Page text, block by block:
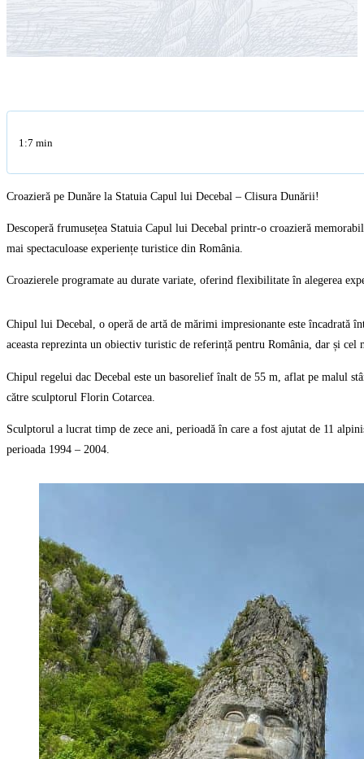
1:7 min
Croazieră pe Dunăre la Statuia Capul lui Decebal – Clisura Dunării!
Descoperă frumusețea Statuia Capul lui Decebal printr-o croazieră
mai spectaculoase experiențe turistice din România.
Croazierele programate au durate variate, oferind flexibilitate în alegerea
Chipul lui Decebal, o operă de artă de mărimi impresionante este
aceasta reprezinta un obiectiv turistic de referință pentru România, dar și
Chipul regelui dac Decebal este un basorelief înalt de 55 m, aflat pe malul
către sculptorul Florin Cotarcea.
Sculptorul a lucrat timp de zece ani, perioadă în care a fost ajutat de 11
perioada 1994 – 2004.